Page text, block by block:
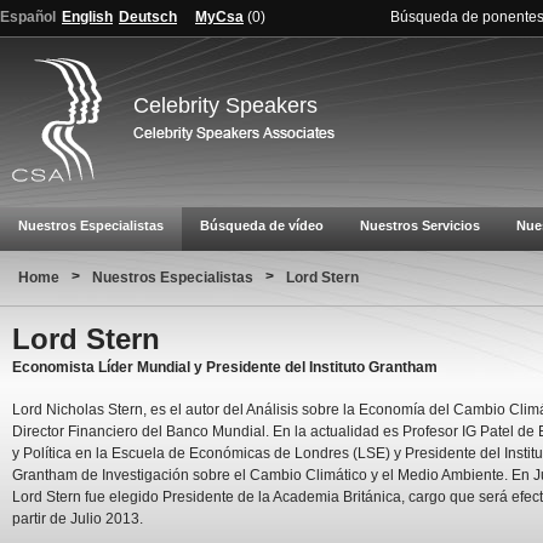
Español English Deutsch MyCsa (0) Búsqueda de ponentes
Celebrity Speakers
Nuestros Especialistas Búsqueda de vídeo Nuestros Servicios
Home > Nuestros Especialistas > Lord Stern
Lord Stern
Economista Líder Mundial y Presidente del Instituto Grantham
Lord Nicholas Stern, es el autor del Análisis sobre la Economía del Cambio
Director Financiero del Banco Mundial. En la actualidad es Profesor IG Patel de
y Política en la Escuela de Económicas de Londres (LSE) y Presidente del
Grantham de Investigación sobre el Cambio Climático y el Medio Ambiente. En
Lord Stern fue elegido Presidente de la Academia Británica, cargo que será
partir de Julio 2013.